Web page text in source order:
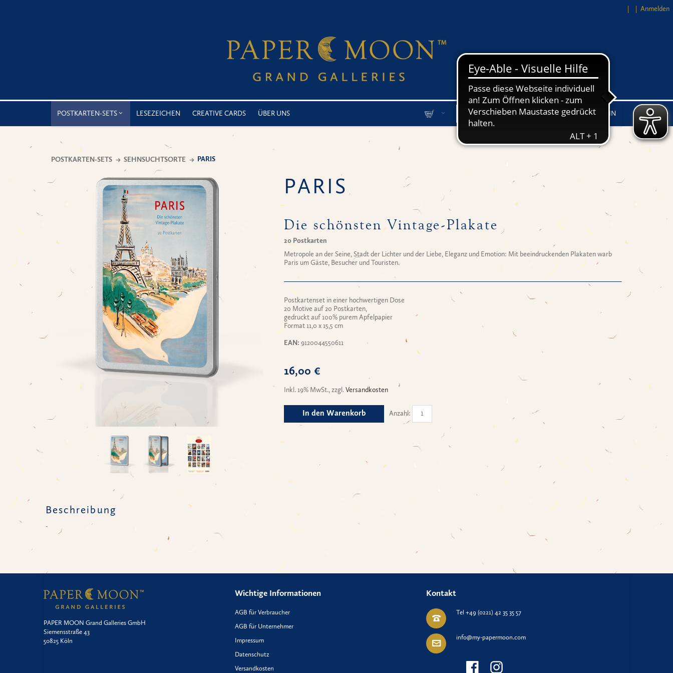
Anmelden
Händler LOG-IN
POSTKARTEN-SETS LESEZEICHEN CREATIVE CARDS ÜBER UNS
POSTKARTEN-SETS SEHNSUCHTSORTE PARIS
PARIS
Die schönsten Vintage-Plakate
20 Postkarten
Metropole an der Seine, Stadt der Lichter und der Liebe, Eleganz und Emotion: Mit beeindruckenden Plakaten warb
Paris um Gäste, Besucher und Touristen.
Postkartenset in einer hochwertigen Dose
20 Motive auf 20 Postkarten,
gedruckt auf 100% purem Apfelpapier
Format 11,0 x 15,5 cm
EAN:9120044550611
16,00 €
Inkl. 19% MwSt.,zzgl.Versandkosten
Anzahl:
In den Warenkorb
Beschreibung
-
PAPER MOON Grand Galleries GmbH
Siemensstraße 43
50825 Köln
Wichtige Informationen
AGB für Verbraucher
AGB für Unternehmer
Impressum
Datenschutz
Versandkosten
Kontakt
Tel +49 (0221) 42 35 35 57
info@my-papermoon.com